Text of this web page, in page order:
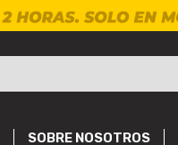
SOBRE NOSOTROS